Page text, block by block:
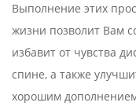
08
Выполнение этих
жизни позволит Вам
избавит от чувства
спине, а также
хорошим